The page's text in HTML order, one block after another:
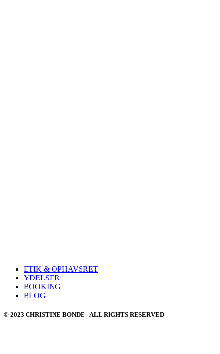
ETIK & OPHAVSRET
YDELSER
BOOKING
BLOG
© 2023 CHRISTINE BONDE - ALL RIGHTS RESERVED